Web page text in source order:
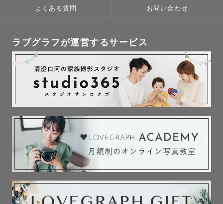
打ち合わせでは
・残したい姿
・皆様について
等のヒアリングをします！
⭐️ご予約の際はLINEのQRコードを添付、
またはコメント欄にIDの記入をお願いします
撮影では、
写真はもちろん
撮影自体も“素敵な思い出”になるように
想いを込めて撮影します！💐
具体的にポーズをお伝えし、
よくある質問 お問い合わせ
ラブグラフが運営するサービス